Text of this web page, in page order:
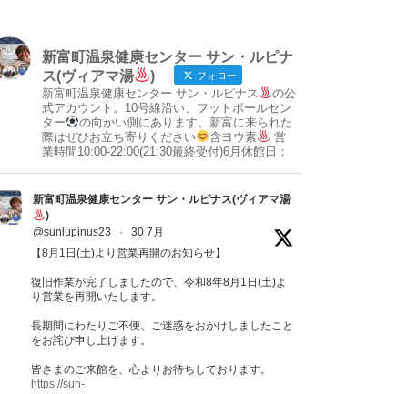
新富町温泉健康センター サン・ルピナ
ス(ヴィアマ湯
) フォロー
新富町温泉健康センター サン・ルピナス
の公
式アカウント。10号線沿い、フットボールセン
ター
の向かい側にあります。新富に来られた
際はぜひお立ち寄りください
含ヨウ素
営
業時間10:00-22:00(21:30最終受付)6月休館日：
新富町温泉健康センター サン・ルピナス(ヴィアマ湯
)
@sunlupinus23
·
30 7月
【8月1日(土)より営業再開のお知らせ】
復旧作業が完了しましたので、令和8年8月1日(土)よ
り営業を再開いたします。
長期間にわたりご不便、ご迷惑をおかけしましたこと
をお詫び申し上げます。
皆さまのご来館を、心よりお待ちしております。
https://sun-